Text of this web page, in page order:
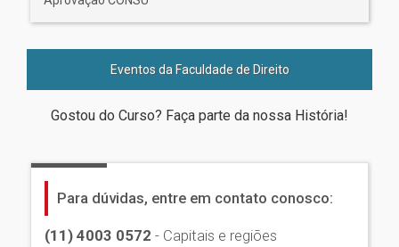
Eventos da Faculdade de Direito
Gostou do Curso? Faça parte da nossa História!
Para dúvidas, entre em contato conosco:
(11) 4003 0572 - Capitais e regiões